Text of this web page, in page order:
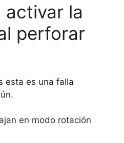
activar la
perforar
esta es una falla
en modo rotación